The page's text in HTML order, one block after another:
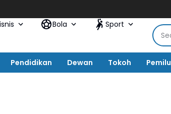
Bola Sport
Pendidikan Dewan Tokoh Pemilu